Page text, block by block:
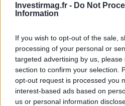
Investirmag.fr - Do Not
Information
If you wish to opt-out of the sale,
processing of your personal or
targeted advertising by us,
section to confirm your selection.
opt-out request is processed you
interest-based ads based on
us or personal information